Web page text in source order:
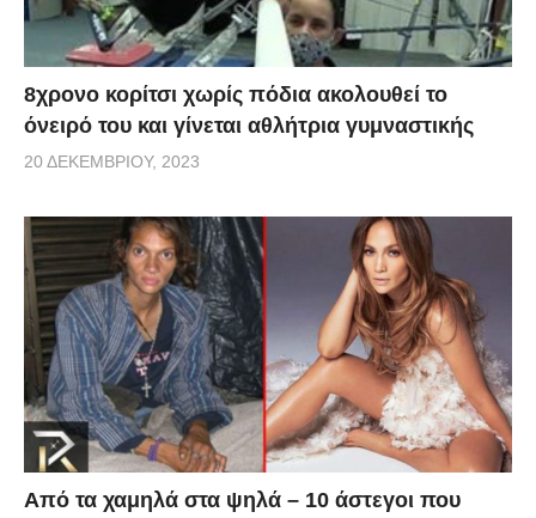
8χρονο κορίτσι χωρίς πόδια ακολουθεί το
όνειρό του και γίνεται αθλήτρια γυμναστικής
20 ΔΕΚΕΜΒΡΊΟΥ, 2023
Από τα χαμηλά στα ψηλά – 10 άστεγοι που